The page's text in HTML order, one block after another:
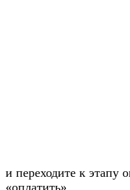
и переходите к этапу